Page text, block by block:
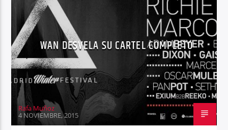
WAN DESVELA SU CARTEL COMPLETO
Rafa Muñoz
4 NOVIEMBRE, 2015